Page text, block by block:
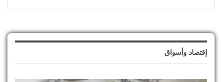
إقتصاد وأسواق